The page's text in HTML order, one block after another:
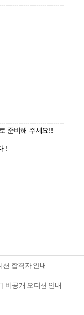
준비해 주세요!!!
!
션 합격자 안내
비공개 오디션 안내